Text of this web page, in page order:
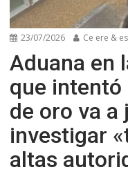
23/07/2026 Ce ere &
Aduana en
que
de oro va a
investigar
altas